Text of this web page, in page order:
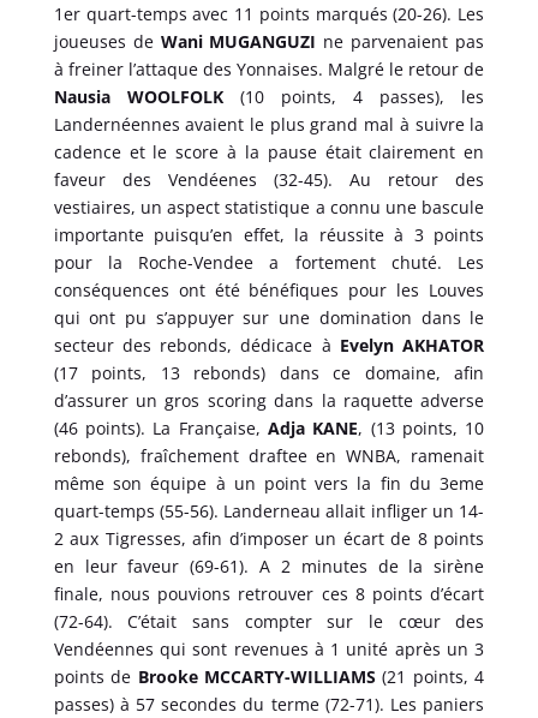
1er quart-temps avec 11 points marqués (20-26). Les
joueuses de Wani MUGANGUZI ne parvenaient pas
à freiner l’attaque des Yonnaises. Malgré le retour de
Nausia WOOLFOLK (10 points, 4 passes), les
Landernéennes avaient le plus grand mal à suivre la
cadence et le score à la pause était clairement en
faveur des Vendéenes (32-45). Au retour des
vestiaires, un aspect statistique a connu une bascule
importante puisqu’en effet, la réussite à 3 points
pour la Roche-Vendee a fortement chuté. Les
conséquences ont été bénéfiques pour les Louves
qui ont pu s’appuyer sur une domination dans le
secteur des rebonds, dédicace à Evelyn AKHATOR
(17 points, 13 rebonds) dans ce domaine, afin
d’assurer un gros scoring dans la raquette adverse
(46 points). La Française, Adja KANE, (13 points, 10
rebonds), fraîchement draftee en WNBA, ramenait
même son équipe à un point vers la fin du 3eme
quart-temps (55-56). Landerneau allait infliger un 14-
2 aux Tigresses, afin d’imposer un écart de 8 points
en leur faveur (69-61). A 2 minutes de la sirène
finale, nous pouvions retrouver ces 8 points d’écart
(72-64). C’était sans compter sur le cœur des
Vendéennes qui sont revenues à 1 unité après un 3
points de Brooke MCCARTY-WILLIAMS (21 points, 4
passes) à 57 secondes du terme (72-71). Les paniers